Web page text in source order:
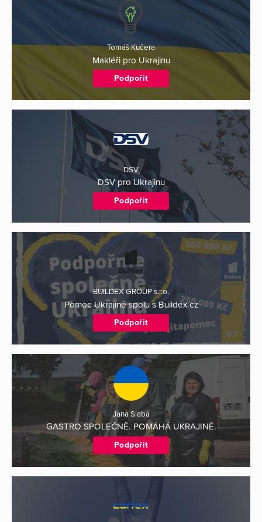
Tomáš Kučera
Makléři pro Ukrajinu
Podpořit
DSV
DSV pro Ukrajinu
Podpořit
BUILDEX GROUP s.r.o.
Pomoc Ukrajině spolu s Buildex.cz
Podpořit
Jana Slabá
GASTRO SPOLEČNĚ. POMÁHÁ UKRAJINĚ.
Podpořit